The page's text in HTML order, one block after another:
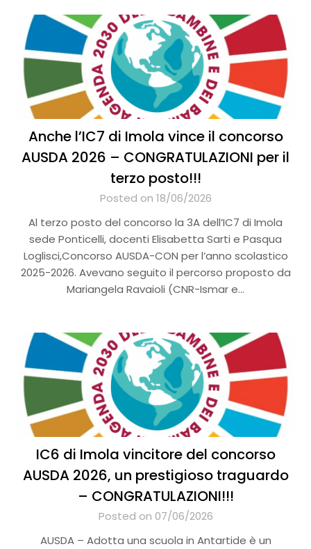
Anche l’IC7 di Imola vince il concorso
AUSDA 2026 – CONGRATULAZIONI per il
terzo posto!!!
Posted on 18/06/2026
Al terzo posto del concorso la 3A dell’IC7 di Imola
sede Ponticelli, docenti Elisabetta Sarti e Pasqua
Loglisci,Concorso AUSDA-CON per l’anno scolastico
2025-2026. Avevano seguito il percorso proposto da
Mariangela Ravaioli (CNR-Ismar e…
IC6 di Imola vincitore del concorso
AUSDA 2026, un prestigioso traguardo
– CONGRATULAZIONI!!!
Posted on 07/06/2026
AUSDA – Adotta una scuola in Antartide è un